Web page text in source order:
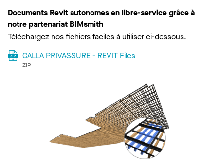
Documents Revit autonomes en libre-service grâce à
notre partenariat BIMsmith
Téléchargez nos fichiers faciles à utiliser ci-dessous.
CALLA PRIVASSURE - REVIT Files
ZIP